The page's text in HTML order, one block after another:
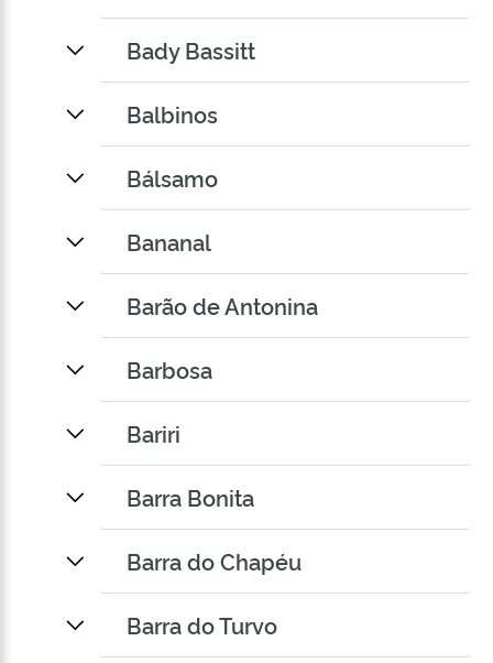
Bady Bassitt
Balbinos
Bálsamo
Bananal
Barão de Antonina
Barbosa
Bariri
Barra Bonita
Barra do Chapéu
Barra do Turvo